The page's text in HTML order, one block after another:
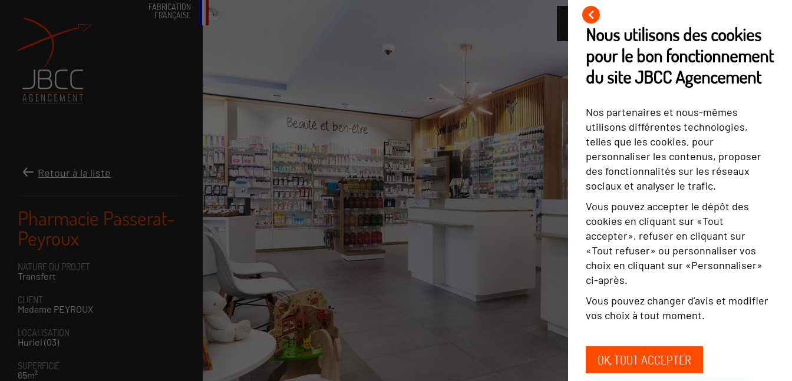
NOS RÉALISATIONS NOUS CONTACTER
FABRICATION
FRANÇAISE
Retour à la liste
Pharmacie Passerat-
Peyroux
NATURE DU PROJET
Transfert
CLIENT
Madame PEYROUX
LOCALISATION
Huriel (03)
SUPERFICIE
65m²
Nous utilisons des cookies
pour le bon fonctionnement
du site JBCC Agencement
Nos partenaires et nous-mêmes
utilisons différentes technologies,
telles que les cookies, pour
personnaliser les contenus, proposer
des fonctionnalités sur les réseaux
sociaux et analyser le trafic.
Vous pouvez accepter le dépôt des
cookies en cliquant sur «Tout
accepter», refuser en cliquant sur
«Tout refuser» ou personnaliser vos
choix en cliquant sur «Personnaliser»
ci‑après.
Vous pouvez changer d'avis et modifier
vos choix à tout moment.
OK, TOUT ACCEPTER